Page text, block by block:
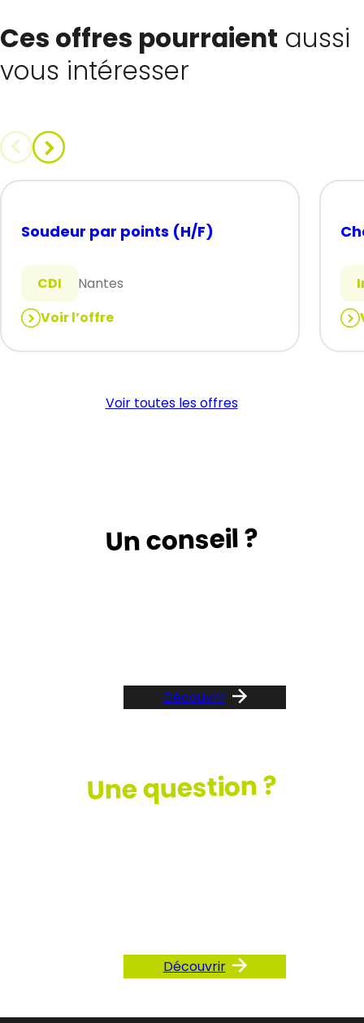
Ces offres pourraient aussi
vous intéresser
Soudeur par points (H/F)
CDI
Nantes
Voir l’offre
:
Soudeur
:
Voir toutes les offres
Un conseil ?
Découvrir
Une question ?
Découvrir